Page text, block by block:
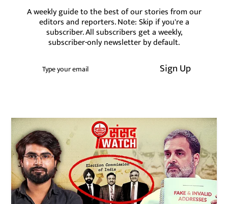
A weekly guide to the best of our stories from our
editors and reporters. Note: Skip if you're a
subscriber. All subscribers get a weekly,
subscriber-only newsletter by default.
Sign Up